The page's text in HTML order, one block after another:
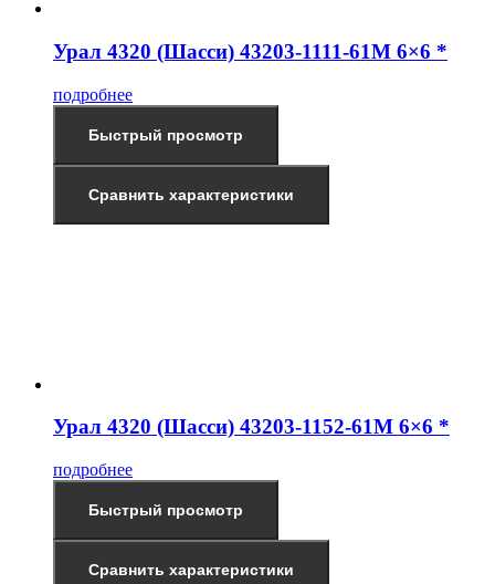
Урал 4320 (Шасси) 43203-1111-61М 6×6 *
подробнее
Быстрый просмотр
Сравнить характеристики
Урал 4320 (Шасси) 43203-1152-61М 6×6 *
подробнее
Быстрый просмотр
Сравнить характеристики